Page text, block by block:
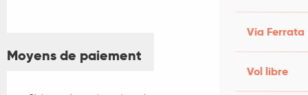
Via Ferrata
Vol libre
Moyens de paiement